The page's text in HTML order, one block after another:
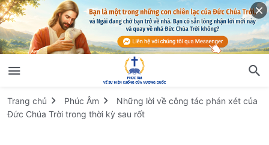
Trang chủ Phúc Âm
Những lời về công tác phán xét của
Đức Chúa Trời trong thời kỳ sau rốt